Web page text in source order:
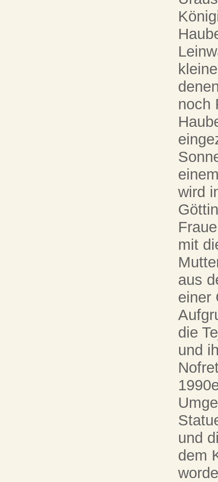
noch
wird
mit
aus
einer
die
und
und
dem